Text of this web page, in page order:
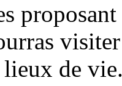
visiter
de